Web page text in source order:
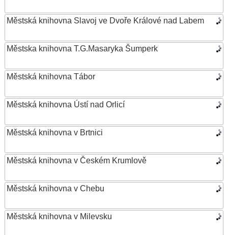
Městská knihovna Slavoj ve Dvoře Králové nad Labem
Městska knihovna T.G.Masaryka Šumperk
Městská knihovna Tábor
Městská knihovna Ústí nad Orlicí
Městská knihovna v Brtnici
Městská knihovna v Českém Krumlově
Městská knihovna v Chebu
Městská knihovna v Milevsku